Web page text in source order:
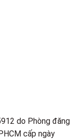
do Phòng đăng
cấp ngày